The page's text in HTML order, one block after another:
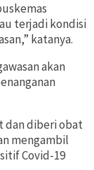
terjadi kondisi
katanya.
akan
dan diberi obat
mengambil
Covid-19